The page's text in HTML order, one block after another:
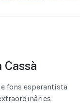
fons esperantista